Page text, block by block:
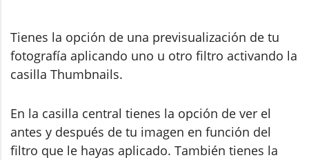
Tienes la opción de una previsualización de tu
fotografía aplicando uno u otro filtro activando la
casilla Thumbnails.
En la casilla central tienes la opción de ver el
antes y después de tu imagen en función del
filtro que le hayas aplicado. También tienes la